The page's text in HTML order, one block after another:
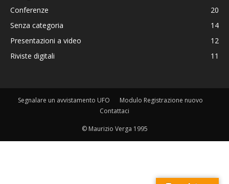
Conferenze
20
Senza categoria
14
Presentazioni a video
12
Riviste digitali
11
Segnalare un avvistamento UFO
Modulo Registrazione nuovo
Contattaci
© Maurizio Verga 1995